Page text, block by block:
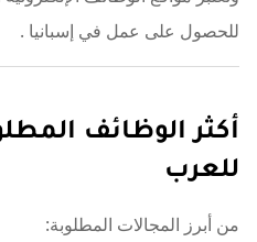
للحصول على عمل في إسبانيا .
أكثر الوظائف
للعرب
من أبرز المجالات المطلوبة: